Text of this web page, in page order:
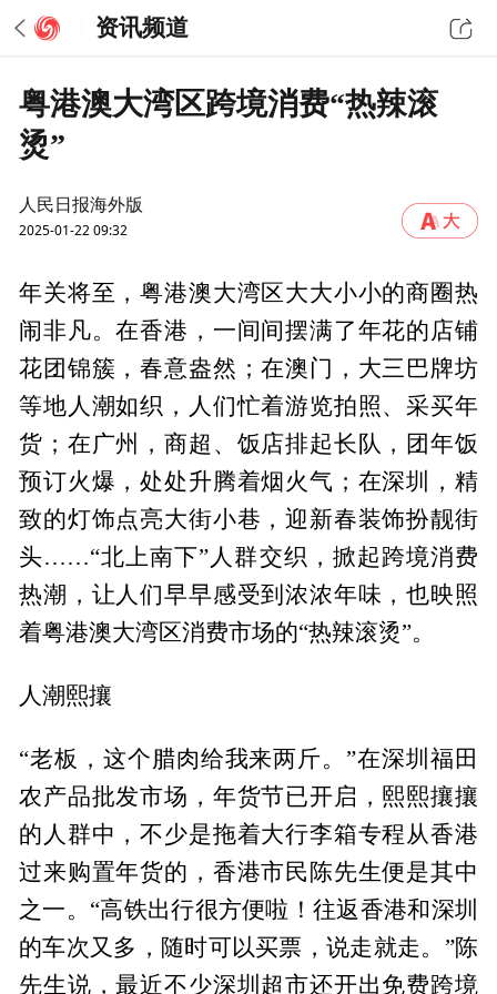
资讯频道
粤港澳大湾区跨境消费“热辣滚
烫”
人民日报海外版
2025-01-22 09:32
年关将至，粤港澳大湾区大大小小的商圈热
闹非凡。在香港，一间间摆满了年花的店铺
花团锦簇，春意盎然；在澳门，大三巴牌坊
等地人潮如织，人们忙着游览拍照、采买年
货；在广州，商超、饭店排起长队，团年饭
预订火爆，处处升腾着烟火气；在深圳，精
致的灯饰点亮大街小巷，迎新春装饰扮靓街
头……“北上南下”人群交织，掀起跨境消费
热潮，让人们早早感受到浓浓年味，也映照
着粤港澳大湾区消费市场的“热辣滚烫”。
人潮熙攘
“老板，这个腊肉给我来两斤。”在深圳福田
农产品批发市场，年货节已开启，熙熙攘攘
的人群中，不少是拖着大行李箱专程从香港
过来购置年货的，香港市民陈先生便是其中
之一。“高铁出行很方便啦！往返香港和深圳
的车次又多，随时可以买票，说走就走。”陈
先生说，最近不少深圳超市还开出免费跨境